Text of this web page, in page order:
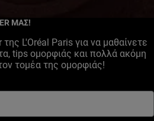
ΜΑΣ!
L'Oréal Paris για να μαθαίνετε
tips ομορφιάς και πολλά ακόμη
τομέα της ομορφιάς!